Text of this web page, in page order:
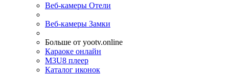
Веб-камеры Отели
Веб-камеры Замки
Больше от yootv.online
Караоке онлайн
M3U8 плеер
Каталог иконок